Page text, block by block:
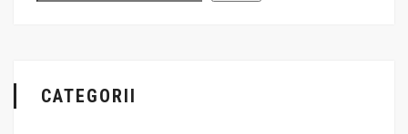
CATEGORII